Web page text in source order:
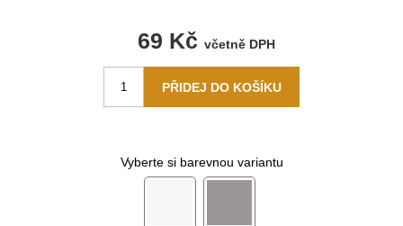
69 Kč včetně DPH
Vyberte si barevnou variantu